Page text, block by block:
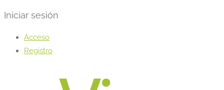
Iniciar sesión
Acceso
Registro